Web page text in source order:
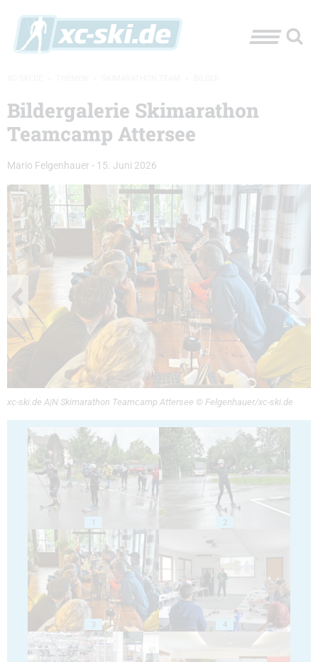
Bildergalerie Skimarathon
Teamcamp Attersee
Mario Felgenhauer - 15. Juni 2026
xc-ski.de A|N Skimarathon Teamcamp Attersee © Felgenhauer/xc-ski.de
1 2
3 4